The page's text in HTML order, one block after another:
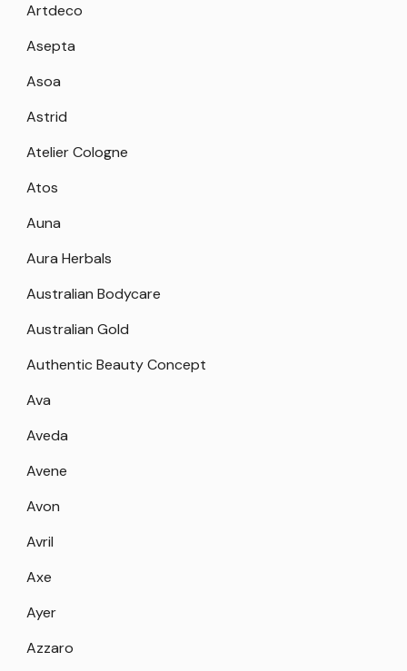
Artdeco
Asepta
Asoa
Astrid
Atelier Cologne
Atos
Auna
Aura Herbals
Australian Bodycare
Australian Gold
Authentic Beauty Concept
Ava
Aveda
Avene
Avon
Avril
Axe
Ayer
Azzaro